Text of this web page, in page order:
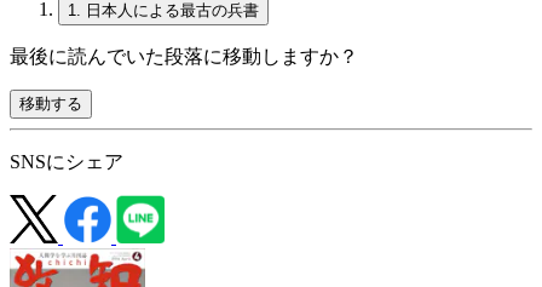
1. 日本人による最古の兵書
最後に読んでいた段落に移動しますか？
移動する
SNSにシェア